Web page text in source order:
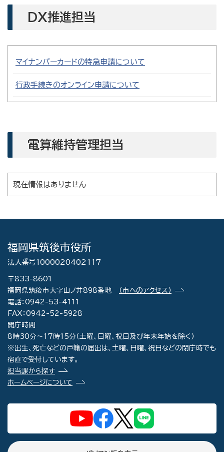
DX推進担当
マイナンバーカードの特急申請について
行政手続きのオンライン申請について
電算維持管理担当
現在情報はありません
福岡県筑後市役所
法人番号1000020402117
〒833-8601
福岡県筑後市大字山ノ井898番地
（市へのアクセス）
電話：0942-53-4111
FAX：0942-52-5928
開庁時間
8時30分～17時15分（土曜、日曜、祝日及び年末年始を除く）
※出生、死亡などの戸籍の届出は、土曜、日曜、祝日などの閉庁時でも
宿直で受付しています。
担当課から探す
ホームページについて